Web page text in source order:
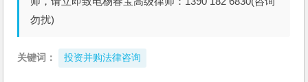
勿扰)
关键词： 投资并购法律咨询